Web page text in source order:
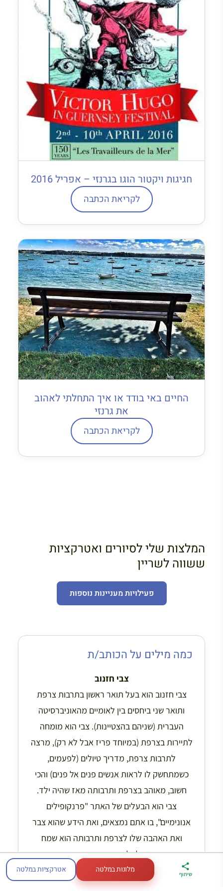
חגיגות ויקטור הוגו בגרנזי – אפריל 2016
לקריאת הכתבה
החיים באי בודד או איך התחלתי לאהוב
את גרנזי
לקריאת הכתבה
המלצות שלי לסיורים ואטרקציות
ששווה לשריין
פעילויות מעניינות נוספות
כמה מילים על הכותב/ת
צבי חזנוב
צבי חזנוב הוא בעל תואר ראשון בתרבות צרפת
ותואר שני ביחסים בין לאומיים מהאוניברסיטה
העברית (שניהם בהצטיינות). צבי הוא מומחה
לתיירות בצרפת (במיוחד פריז אבל לא רק), מרצה
לתרבות צרפת, מדריך טיולים (לפעמים,
כשמתחשק לו לראות אנשים פנים אל פנים) והכי
חשוב, מאוהב בצרפת ותרבותה מאז שהיה ילד.
צבי הוא הבעלים של האתר "פרנקופילים
אנונימיים", בו אתם נמצאים, ואת הידע שהוא צבר
ואת האהבה שלו לצרפת ותרבותה הוא שמח
לחלוק אתכם כאן.
ארגז הכלים שלי
לטיול בצרפת
מדריך פריז
במתנה
דברו
איתי בווטסאפ
שיתוף מלונות במלטה אטרקציות במלטה